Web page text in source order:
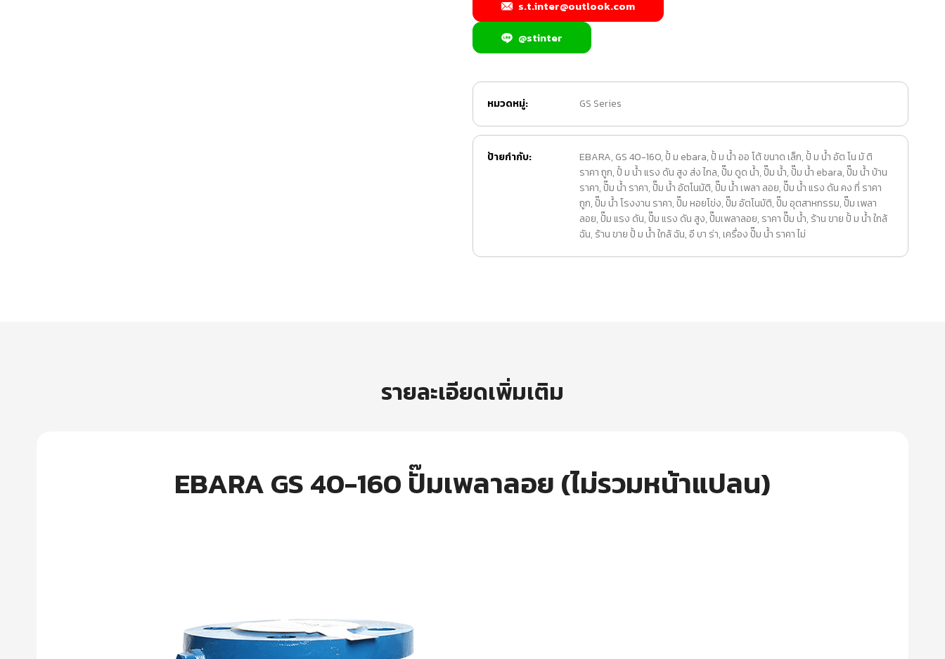
s.t.inter@outlook.com
@stinter
หมวดหมู่: GS Series
ป้ายกำกับ: EBARA, GS 40-160, ปั้ ม ebara, ปั้ ม น้ำ ออ โต้ ขนาด เล็ก, ปั้ ม น้ำ อัต โน มั ติ
ราคา ถูก, ปั้ ม น้ำ แรง ดัน สูง ส่ง ไกล, ปั๊ม ดูด น้ำ, ปั๊ม น้ำ, ปั๊ม น้ำ ebara, ปั๊ม น้ำ บ้าน
ราคา, ปั๊ม น้ำ ราคา, ปั๊ม น้ำ อัตโนมัติ, ปั๊ม น้ำ เพลา ลอย, ปั๊ม น้ำ แรง ดัน คง ที่ ราคา
ถูก, ปั๊ม น้ำ โรงงาน ราคา, ปั๊ม หอยโข่ง, ปั๊ม อัตโนมัติ, ปั๊ม อุตสาหกรรม, ปั๊ม เพลา
ลอย, ปั๊ม แรง ดัน, ปั๊ม แรง ดัน สูง, ปั๊มเพลาลอย, ราคา ปั๊ม น้ำ, ร้าน ขาย ปั้ ม น้ำ ใกล้
ฉัน, ร้าน ขาย ปั้ ม น้ํา ใกล้ ฉัน, อี บา ร่า, เครื่อง ปั๊ม น้ำ ราคา ไม่
รายละเอียดเพิ่มเติม
EBARA GS 40-160 ปั๊มเพลาลอย (ไม่รวมหน้าแปลน)